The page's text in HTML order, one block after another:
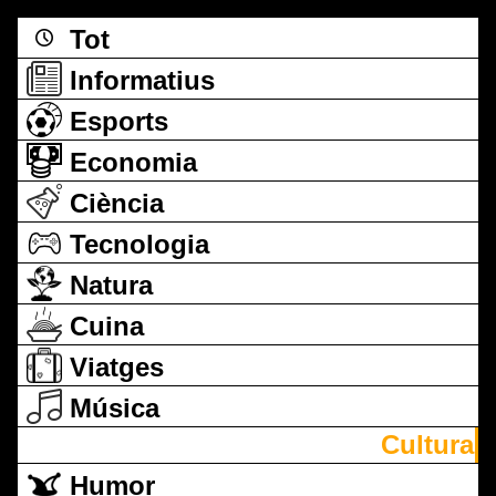
Tot
Informatius
Esports
Economia
Ciència
Tecnologia
Natura
Cuina
Viatges
Música
Cultura
Humor